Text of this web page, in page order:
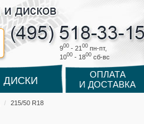
900 - 21 00 пн-пт,
1000 - 1800 cб-вс
ДИСКИ
ОПЛАТА
И ДОСТАВКА
215/50 R18